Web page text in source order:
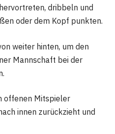
dribbeln und
oder dem Kopf punkten.
weiter hinten, um den
Mannschaft bei der
offenen Mitspieler
innen zurückzieht und